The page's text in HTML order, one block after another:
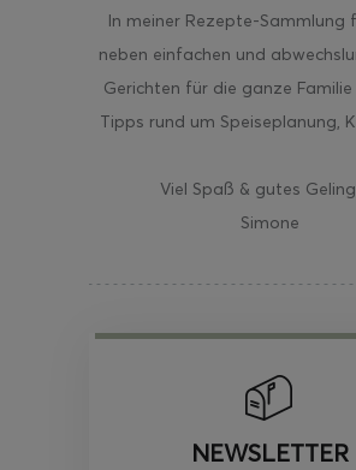
In meiner Rezepte-Sammlung
neben einfachen und
Gerichten für die ganze Familie
Tipps rund um Speiseplanung,
Viel Spaß & gutes
Simone
NEWSLETTER